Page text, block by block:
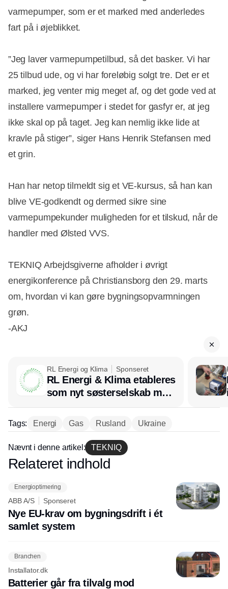
varmepumper, som er et marked med anderledes
fart på i øjeblikket.
”Jeg laver varmepumpetilbud, så det basker. Vi har
25 tilbud ude, og vi har foreløbig solgt tre. Det er et
marked, jeg venter mig meget af, og det gode ved at
installere varmepumper i stedet for gasfyr er, at jeg
ikke skal op på taget. Jeg kan nemlig ikke lide at
kravle på stiger”, siger Hans Henrik Stefansen med
et grin.
Han har netop tilmeldt sig et VE-kursus, så han kan
blive VE-godkendt og dermed sikre sine
varmepumpekunder muligheden for et tilskud, når de
handler med Ølsted VVS.
TEKNIQ Arbejdsgiverne afholder i øvrigt
energikonference på Christiansborg den 29. marts
om, hvordan vi kan gøre bygningsopvarmningen
grøn.
-AKJ
RL Energi og Klima Sponseret
RL Energi & Klima etableres
som nyt søsterselskab med
afsæt i RL Ventilation
Tags: Energi Gas Rusland Ukraine
Nævnt i denne artikel: TEKNIQ
Annonce
Relateret indhold
Energioptimering
ABB A/S Sponseret
Nye EU-krav om bygningsdrift i ét
samlet system
Branchen
Installator.dk
Batterier går fra tilvalg mod